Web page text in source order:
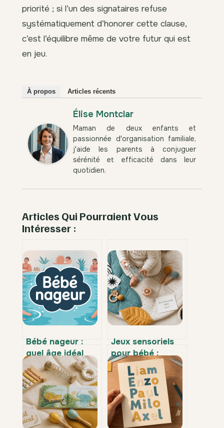
priorité ; si l’un des signataires refuse
systématiquement d’honorer cette clause,
c’est l’équilibre même de votre futur qui est
en jeu.
À propos Articles récents
Élise Montclar
Maman de deux enfants et
passionnée d'organisation familiale,
j'aide les parents à conjuguer
sérénité et efficacité dans leur
quotidien.
Articles Qui Pourraient Vous
Intéresser :
Bébé nageur :
quel âge idéal
pour commencer
en toute sécurité
Jeux sensoriels
pour bébé :
comment stimuler
son éveil, choisir
les bonnes
matières et
garantir sa
sécurité ?